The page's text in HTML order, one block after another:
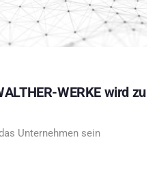
WERKE wird zu
Unternehmen sein